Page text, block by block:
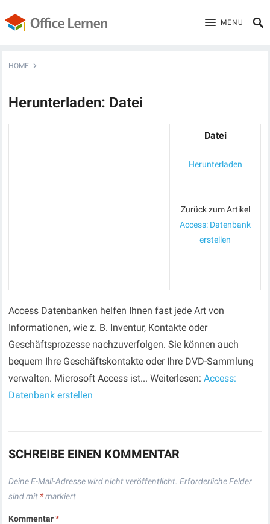
MENU
HOME
Herunterladen: Datei
Datei
Herunterladen
Zurück zum Artikel
Access: Datenbank
erstellen
Access Datenbanken helfen Ihnen fast jede Art von
Informationen, wie z. B. Inventur, Kontakte oder
Geschäftsprozesse nachzuverfolgen. Sie können auch
bequem Ihre Geschäftskontakte oder Ihre DVD-Sammlung
verwalten. Microsoft Access ist... Weiterlesen:Access:
Datenbank erstellen
SCHREIBE EINEN KOMMENTAR
Deine E-Mail-Adresse wird nicht veröffentlicht. Erforderliche Felder
sind mit *markiert
Kommentar*